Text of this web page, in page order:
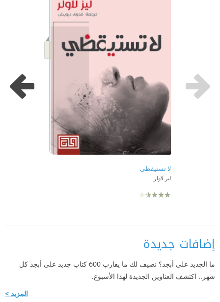
لا تستيقظي
ليز لاولر
إضافات جديدة
ما الجديد على أبجد؟ نضيف لك ما يقارب 600 كتاب جديد على أبجد كل
شهر.. اكتشف العناوين الجديدة لهذا الأسبوع.
المزيد >